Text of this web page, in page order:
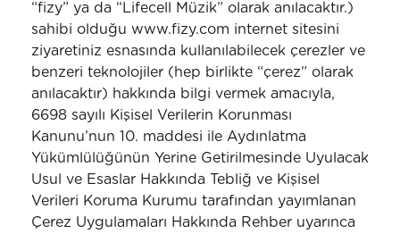
“fizy” ya da “Lifecell Müzik” olarak anılacaktır.)
sahibi olduğu www.fizy.com internet sitesini
ziyaretiniz esnasında kullanılabilecek çerezler ve
benzeri teknolojiler (hep birlikte “çerez” olarak
anılacaktır) hakkında bilgi vermek amacıyla,
6698 sayılı Kişisel Verilerin Korunması
Kanunu’nun 10. maddesi ile Aydınlatma
Yükümlülüğünün Yerine Getirilmesinde Uyulacak
Usul ve Esaslar Hakkında Tebliğ ve Kişisel
Verileri Koruma Kurumu tarafından yayımlanan
Çerez Uygulamaları Hakkında Rehber uyarınca